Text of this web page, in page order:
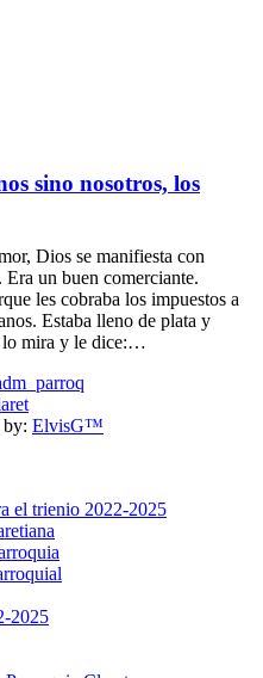
sino nosotros, los
Dios se manifiesta con
Era un buen comerciante.
les cobraba los impuestos a
Estaba lleno de plata y
lo mira y le dice:…
by: ElvisG™
el trienio 2022-2025
2025